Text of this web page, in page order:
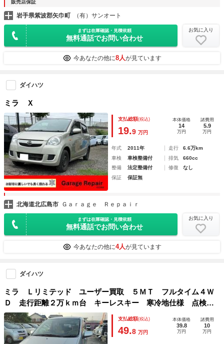
販売店保証
岩手県紫波郡矢巾町 （有）サンオート
まずは在庫確認・見積依頼
無料通話でお問い合わせ
お気に入り
今あなたの他に8人が見ています
ダイハツ
ミラ Ｘ
支払総額(税込)
19.9 万円
本体価格
14
万円
諸費用
5.9
万円
年式 2011年 走行
6.6万km
車検
車検整備付 排気
660cc
整備
法定整備付 修復
なし
保証
保証無
北海道北広島市 Ｇａｒａｇｅ Ｒｅｐａｉｒ
まずは在庫確認・見積依頼
無料通話でお問い合わせ
お気に入り
今あなたの他に4人が見ています
ダイハツ
ミラ Ｌリミテッド ユーザー買取 ５ＭＴ フルタイム４Ｗ
Ｄ 走行距離２万ｋｍ台 キーレスキー 寒冷地仕様 点検記
録簿４枚
支払総額(税込)
49.8 万円
本体価格
39.8
万円
諸費用
10
万円